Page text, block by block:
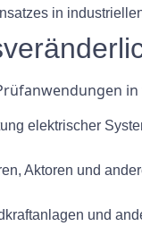
in
elektrischer
Aktoren und
und